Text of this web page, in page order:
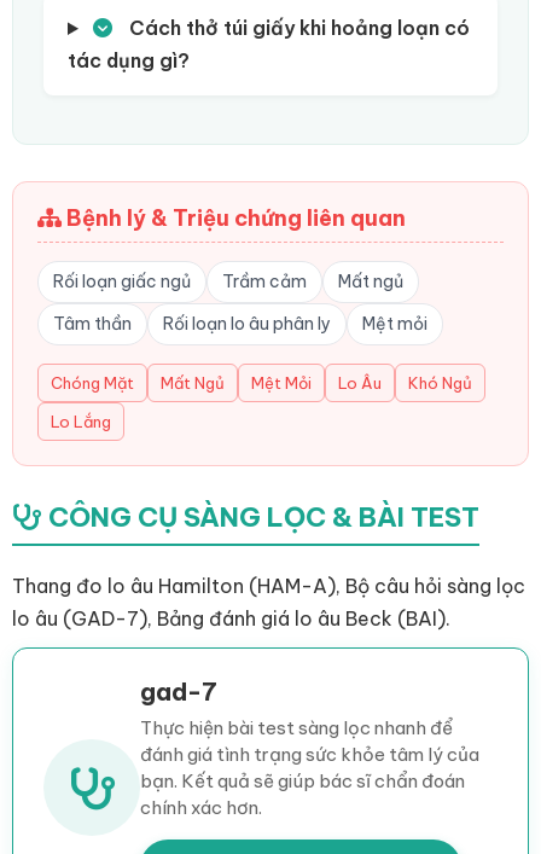
Cách thở túi giấy khi hoảng loạn có
tác dụng gì?
Bệnh lý & Triệu chứng liên quan
Rối loạn giấc ngủ Trầm cảm
Mất ngủ
Tâm thần
Rối loạn lo âu phân ly Mệt mỏi
Chóng Mặt Mất Ngủ Mệt Mỏi Lo Âu
Khó Ngủ
Lo Lắng
CÔNG CỤ SÀNG LỌC & BÀI TEST
Thang đo lo âu Hamilton (HAM-A), Bộ câu hỏi sàng lọc
lo âu (GAD-7), Bảng đánh giá lo âu Beck (BAI).
gad-7
Thực hiện bài test sàng lọc nhanh để
đánh giá tình trạng sức khỏe tâm lý của
bạn. Kết quả sẽ giúp bác sĩ chẩn đoán
chính xác hơn.